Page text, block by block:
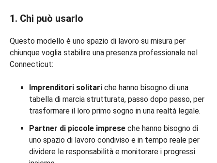
1. Chi può usarlo
Questo modello è uno spazio di lavoro su misura per
chiunque voglia stabilire una presenza professionale nel
Connecticut:
Imprenditori solitari che hanno bisogno di una
tabella di marcia strutturata, passo dopo passo, per
trasformare il loro primo sogno in una realtà legale.
Partner di piccole imprese che hanno bisogno di
uno spazio di lavoro condiviso e in tempo reale per
dividere le responsabilità e monitorare i progressi